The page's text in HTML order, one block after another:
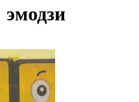
эмодзи